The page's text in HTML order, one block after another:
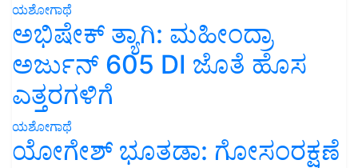
ಯಶೋಗಾಥೆ
ಅಭಿಷೇಕ್ ತ್ಯಾಗಿ: ಮಹೀಂದ್ರಾ
ಅರ್ಜುನ್ 605 DI ಜೊತೆ ಹೊಸ
ಎತ್ತರಗಳಿಗೆ
ಯಶೋಗಾಥೆ
ಯೋಗೇಶ್ ಭೂತಡಾ: ಗೋಸಂರಕ್ಷಣೆ